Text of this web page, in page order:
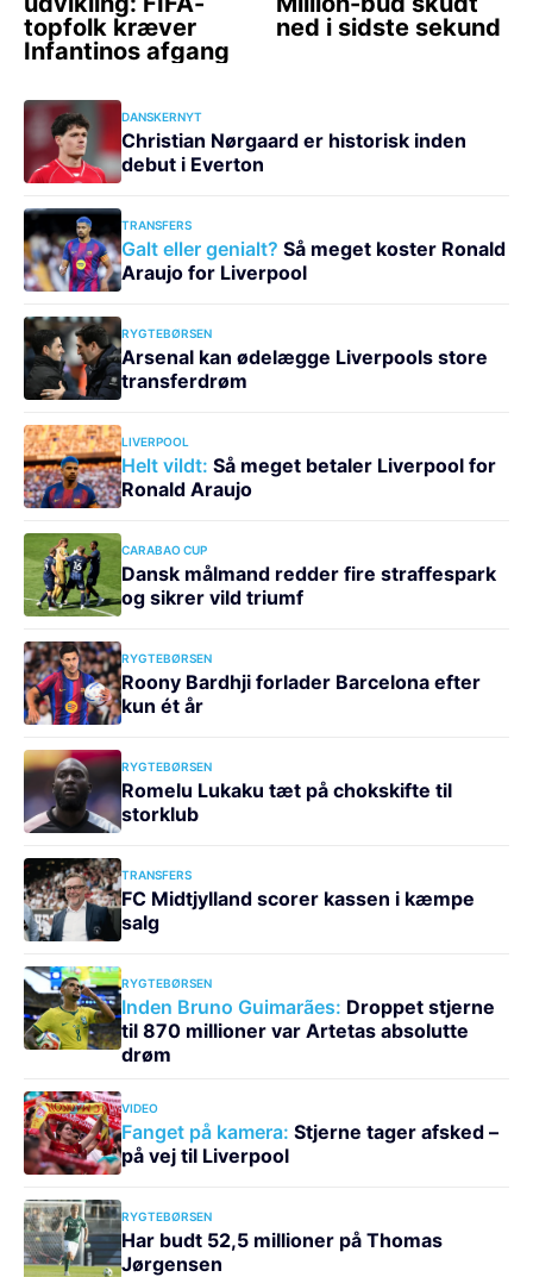
DANSKERNYT
Christian Nørgaard er historisk inden
debut i Everton
TRANSFERS
Galt eller genialt? Så meget koster Ronald
Araujo for Liverpool
RYGTEBØRSEN
Arsenal kan ødelægge Liverpools store
transferdrøm
LIVERPOOL
Helt vildt: Så meget betaler Liverpool for
Ronald Araujo
CARABAO CUP
Dansk målmand redder fire straffespark
og sikrer vild triumf
RYGTEBØRSEN
Roony Bardhji forlader Barcelona efter
kun ét år
RYGTEBØRSEN
Romelu Lukaku tæt på chokskifte til
storklub
TRANSFERS
FC Midtjylland scorer kassen i kæmpe
salg
RYGTEBØRSEN
Inden Bruno Guimarães: Droppet stjerne
til 870 millioner var Artetas absolutte
drøm
VIDEO
Fanget på kamera: Stjerne tager afsked –
på vej til Liverpool
RYGTEBØRSEN
Har budt 52,5 millioner på Thomas
Jørgensen